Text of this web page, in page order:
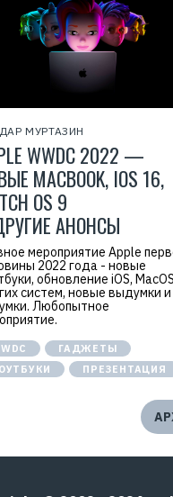
МУРТАЗИН
WWDC 2022 —
MACBOOK, IOS 16,
OS 9
АНОНСЫ
мероприятие Apple
2022 года - новые
обновление iOS,
систем, новые выдумки и
Любопытное
ГАДЖЕТЫ
ПРЕЗЕНТАЦИЯ